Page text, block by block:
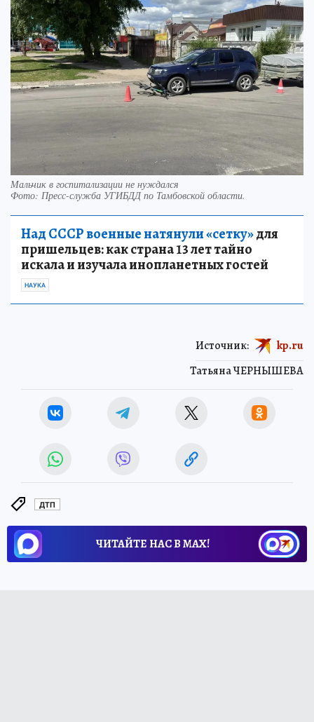
Мальчик в госпитализации не нуждался
Фото: Пресс-служба УГИБДД по Тамбовской области.
Над СССР военные натянули «сетку»для
пришельцев: как страна 13 лет тайно
искала и изучала инопланетных гостей
НАУКА
Татьяна ЧЕРНЫШЕВА
Источник: kp.ru
ДТП
ЧИТАЙТЕ НАС В МАХ!